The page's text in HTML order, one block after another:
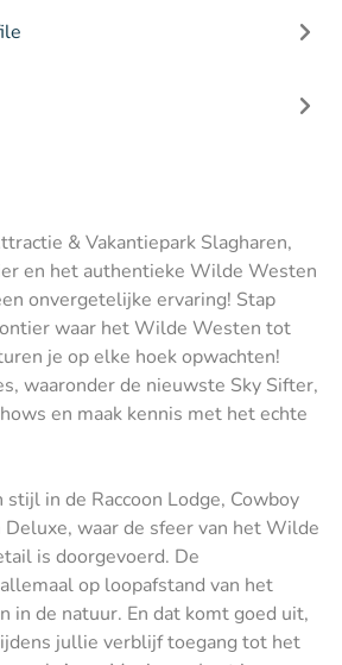
& Vakantiepark Slagharen,
en het authentieke Wilde Westen
onvergetelijke ervaring! Stap
waar het Wilde Westen tot
je op elke hoek opwachten!
waaronder de nieuwste Sky Sifter,
en maak kennis met het echte
in de Raccoon Lodge, Cowboy
waar de sfeer van het Wilde
is doorgevoerd. De
op loopafstand van het
in de natuur. En dat komt goed uit,
jullie verblijf toegang tot het